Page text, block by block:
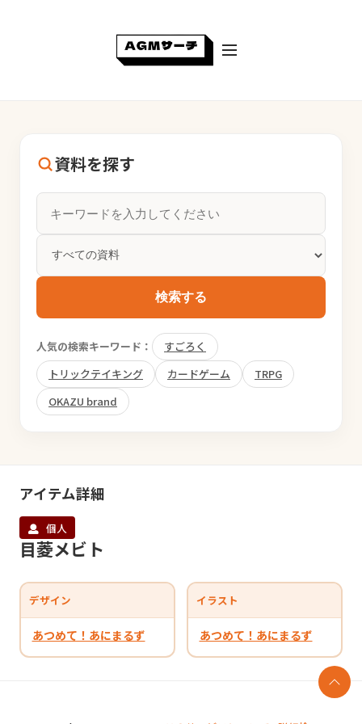
資料を探す
検索する
人気の検索キーワード：
すごろく
トリックテイキング
カードゲーム
TRPG
OKAZU brand
アイテム詳細
個人
目菱メビト
デザイン
あつめて！あにまるず
イラスト
あつめて！あにまるず